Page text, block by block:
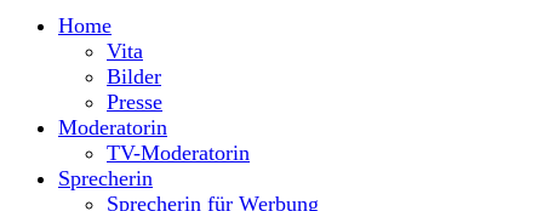
Nina-Carissima Schönrock
Home
Vita
Bilder
Presse
Moderatorin
TV-Moderatorin
Sprecherin
Sprecherin für Werbung